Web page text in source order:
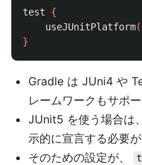
test
{
useJUnitPlatform
}
Gradle は JUni4 や
レームワークもサポ
JUnit5 を使う場合は
示的に宣言する必要
そのための設定が、